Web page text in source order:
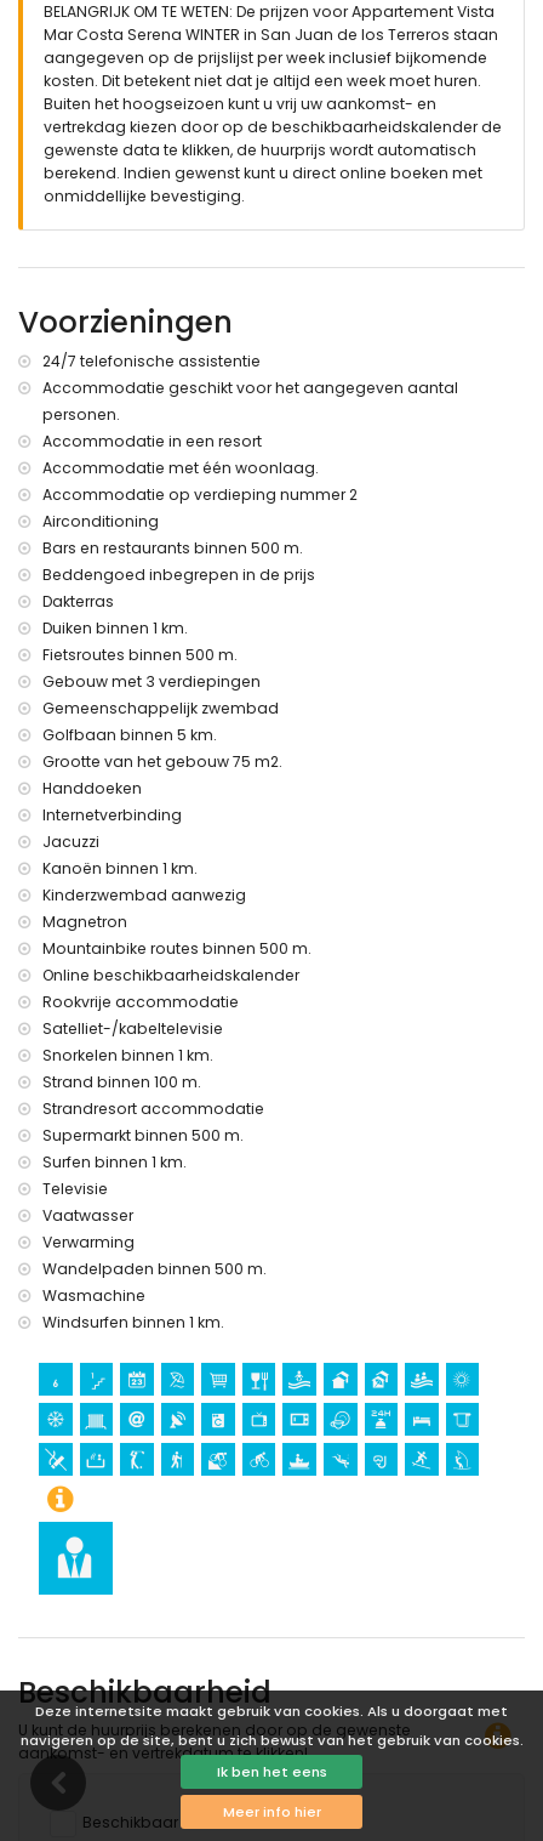
Deze internetsite maakt gebruik van cookies. Als u doorgaat met
navigeren op de site, bent u zich bewust van het gebruik van cookies.
Ik ben het eens
Meer info hier
van 190 bij 90 cm)
en-suite badkamer met enkele wastafel, bad/douche
combinatie, bidet, toilet, en haardroger
Buiten van het appartement
omheind perceel
gemeenschappelijk zwembad
kinderen's zwembad
2 terrassen, waarvan 1 overdekt
buiten zitgedeelte en buiten eetgedeelte
dichtstbijzijnde stad: San Juan de los Terreros (binnen 500
meter van het appartement)
dichtstbijzijnde rivier of kust binnen 100 meter van het
appartement
dichtstbijzijnde strand binnen 100 meter van het
appartement
dichtstbijzijnde haven: Villaricos (binnen 10 kilometer van
het appartement)
dichtstbijzijnde luchthaven: Almería/Murcia (binnen 100
kilometer van het appartement)
tweede dichtstbijzijnde luchthaven: Alicante (> 100
kilometer)
dichtbij openbaar vervoer: bus binnen 500 meter en trein
binnen 15 kilometer
roken niet toegestaan
De accommodatie is zeer geschikt voor gezinnen met
kinderen, fotosessies, en yogasessies
Privé faciliteiten en diensten inbegrepen in de huurprijs
internet (WiFi)
stofzuiger en strijkijzer en strijkplank
bedlinnen en handdoeken
24-uurs noodservice
Gemeenschappelijke faciliteiten / diensten
buiten jacuzzi
Vermaak en vrijetijdsactiviteiten voor uw vakantie in San
Juan de los Terreros, Andalusië
bar en promenade (binnen 1000 meter van het huis)
waterpark (Agua Vera) (binnen 10 kilometer van het huis)
Bezienswaardigheden en cultuur in San Juan de los
Terreros, Andalusië
ruïne (binnen 1000 meter van de accommodatie)
kasteel (Kasteel San Juan de los Terreros), monument (La
Geoda), en historische plaats (binnen 5 kilometer van de
accommodatie)
museum (Águilas), kerk (Águilas), en architectonisch
gebouw (binnen 25 kilometer van de accommodatie)
Sport
wandelen, mountainbiken, fietsen, kanoën, duiken,
snorkelen, surfen, en windsurfen (binnen 1000 meter van het
appartement)
golf (Águilon Golf) (binnen 5 kilometer van het
appartement)
De urbanisatie beschikt over een tuin en een zwembadgedeelte,
die geopend zijn van 1 juni tot en met 30 september.
BELANGRIJK OM TE WETEN: De prijzen voor Appartement Vista
Mar Costa Serena WINTER in San Juan de los Terreros staan
aangegeven op de prijslijst per week inclusief bijkomende
kosten. Dit betekent niet dat je altijd een week moet huren.
Buiten het hoogseizoen kunt u vrij uw aankomst- en
vertrekdag kiezen door op de beschikbaarheidskalender de
gewenste data te klikken, de huurprijs wordt automatisch
berekend. Indien gewenst kunt u direct online boeken met
onmiddellijke bevestiging.
Voorzieningen
24/7 telefonische assistentie
Accommodatie geschikt voor het aangegeven aantal
personen.
Accommodatie in een resort
Accommodatie met één woonlaag.
Accommodatie op verdieping nummer 2
Airconditioning
Bars en restaurants binnen 500 m.
Beddengoed inbegrepen in de prijs
Dakterras
Duiken binnen 1 km.
Fietsroutes binnen 500 m.
Gebouw met 3 verdiepingen
Gemeenschappelijk zwembad
Golfbaan binnen 5 km.
Grootte van het gebouw 75 m2.
Handdoeken
Internetverbinding
Jacuzzi
Kanoën binnen 1 km.
Kinderzwembad aanwezig
Magnetron
Mountainbike routes binnen 500 m.
Online beschikbaarheidskalender
Rookvrije accommodatie
Satelliet-/kabeltelevisie
Snorkelen binnen 1 km.
Strand binnen 100 m.
Strandresort accommodatie
Supermarkt binnen 500 m.
Surfen binnen 1 km.
Televisie
Vaatwasser
Verwarming
Wandelpaden binnen 500 m.
Wasmachine
Windsurfen binnen 1 km.
Beschikbaarheid
U kunt de huurprijs berekenen door op de gewenste
aankomst- en vertrekdatum te klikken!
Beschikbaar